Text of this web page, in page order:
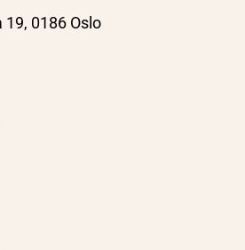
19, 0186 Oslo